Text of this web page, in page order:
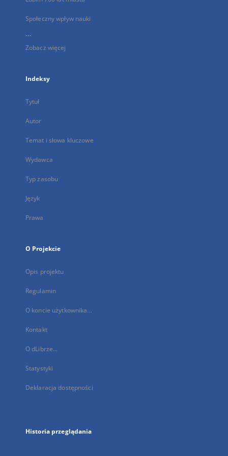
Społeczny wpływ nauki
...
Zobacz więcej
Indeksy
Tytuł
Autor
Temat i słowa kluczowe
Wydawca
Typ zasobu
Język
Prawa
O Projekcie
Opis projektu
Regulamin
O koncie użytkownika...
Kontakt
O dLibrze...
Statystyki
Deklaracja dostępności
Historia przeglądania